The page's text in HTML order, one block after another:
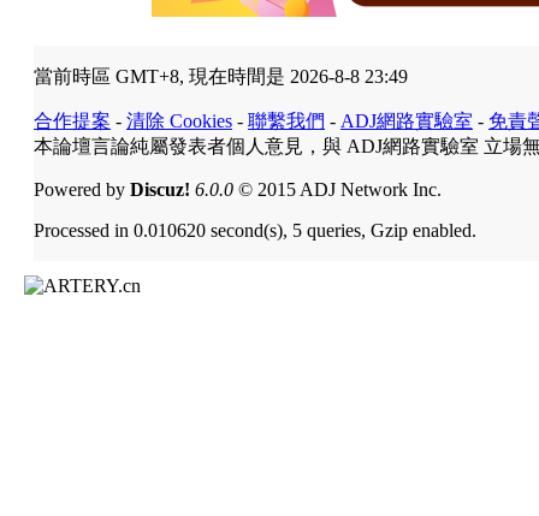
當前時區 GMT+8, 現在時間是 2026-8-8 23:49
合作提案 - 清除 Cookies - 聯繫我們 - ADJ網路實驗室 - 免責
本論壇言論純屬發表者個人意見，與 ADJ網路實驗室 立場
Powered by Discuz! 6.0.0 © 2015 ADJ Network Inc.
Processed in 0.010620 second(s), 5 queries, Gzip enabled.